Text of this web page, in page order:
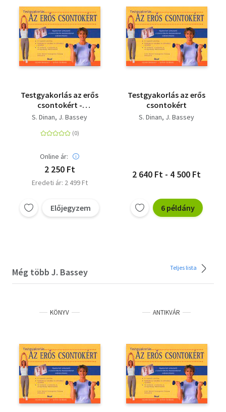
Testgyakorlás az erős
csontokért -
Gyakorlati útmutató
kockázatának
S. Dinan J. Bassey
Online ár:
2 250 Ft
Eredeti ár: 2 499 Ft
Előjegyzem
Testgyakorlás az erős
csontokért
S. Dinan J. Bassey
2 640 Ft - 4 500 Ft
6 példány
Még több J. Bassey Teljes lista
KÖNYV ANTIKVÁR